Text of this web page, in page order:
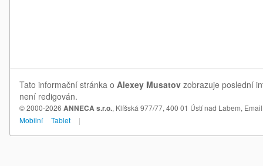
Tato informační stránka o Alexey Musatov zobrazuje poslední
není redigován.
© 2000-2026 ANNECA s.r.o., Klíšská 977/77, 400 01 Ústí nad Labem,
Mobilní
Tablet |